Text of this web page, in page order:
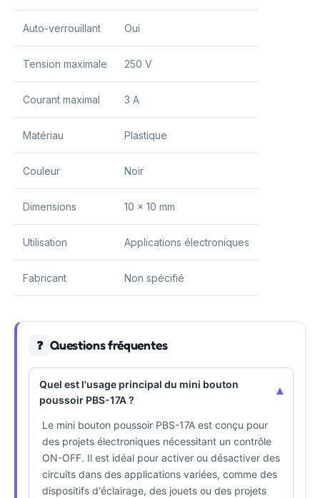
Auto-verrouillant Oui
Tension maximale 250 V
Courant maximal 3 A
Matériau Plastique
Couleur Noir
Dimensions 10 x 10 mm
Utilisation Applications électroniques
Fabricant Non spécifié
❓ Questions fréquentes
Quel est l'usage principal du mini bouton
poussoir PBS-17A ?
▾
Le mini bouton poussoir PBS-17A est conçu pour
des projets électroniques nécessitant un contrôle
ON-OFF. Il est idéal pour activer ou désactiver des
circuits dans des applications variées, comme des
dispositifs d'éclairage, des jouets ou des projets